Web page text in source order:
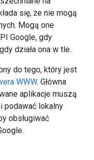
się, że nie mogą
Mogą one
Google, gdy
działa ona w tle.
do tego, który jest
WWW. Główna
aplikacje muszą
podawać lokalny
obsługiwać